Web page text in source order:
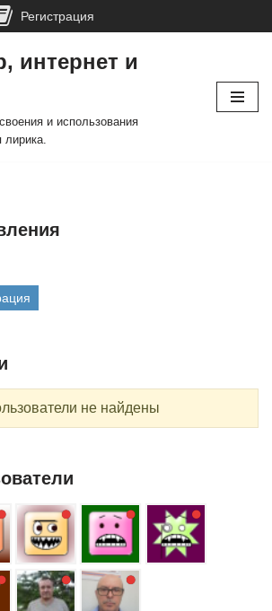
интернет и
и использования
лирика.
не найдены
Регистрация